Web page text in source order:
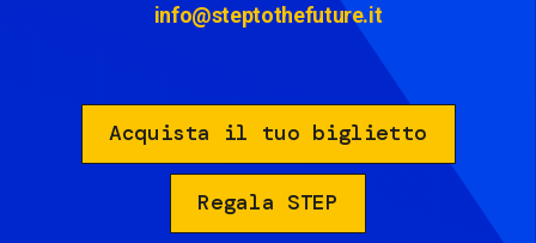
info@steptothefuture.it
Acquista il tuo biglietto
Regala STEP